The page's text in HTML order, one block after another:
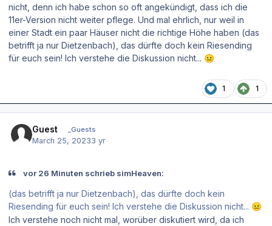
nicht, denn ich habe schon so oft angekündigt, dass ich die
11er-Version nicht weiter pflege. Und mal ehrlich, nur weil in
einer Stadt ein paar Häuser nicht die richtige Höhe haben (das
betrifft ja nur Dietzenbach), das dürfte doch kein Riesending
für euch sein! Ich verstehe die Diskussion nicht... 😐
1 1
Guest _Guests
March 25, 20233 yr
vor 26 Minuten schrieb simHeaven:
(das betrifft ja nur Dietzenbach), das dürfte doch kein
Riesending für euch sein! Ich verstehe die Diskussion nicht... 😐
Ich verstehe noch nicht mal, worüber diskutiert wird, da ich